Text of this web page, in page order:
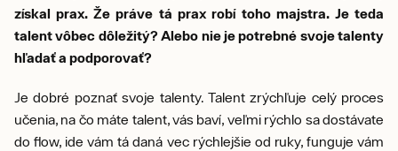
získal prax. Že práve tá prax robí toho majstra. Je teda
talent vôbec dôležitý? Alebo nie je potrebné svoje talenty
hľadať a podporovať?
Je dobré poznať svoje talenty. Talent zrýchľuje celý proces
učenia, na čo máte talent, vás baví, veľmi rýchlo sa dostávate
do flow, ide vám tá daná vec rýchlejšie od ruky, funguje vám